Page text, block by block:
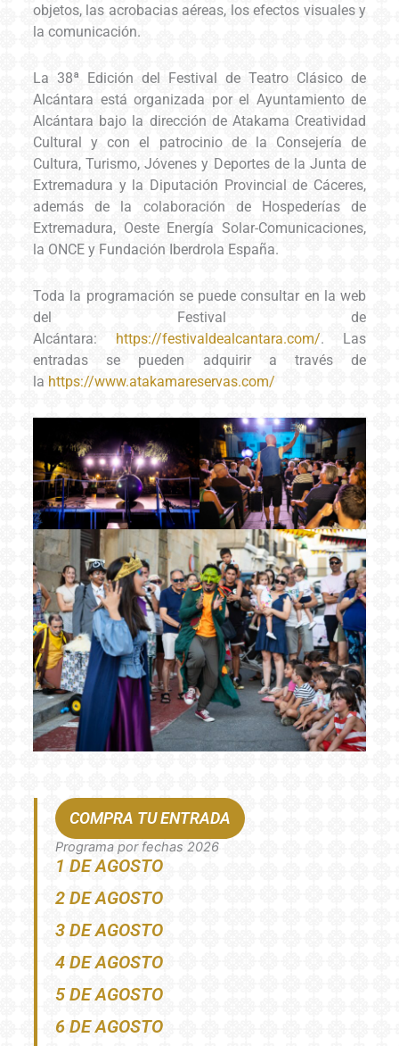
COMPRA TU ENTRADA
Programa por fechas 2026
1 DE AGOSTO
2 DE AGOSTO
3 DE AGOSTO
4 DE AGOSTO
5 DE AGOSTO
6 DE AGOSTO
objetos, las acrobacias aéreas, los efectos visuales y
la comunicación.
La 38ª Edición del Festival de Teatro Clásico de
Alcántara está organizada por el Ayuntamiento de
Alcántara bajo la dirección de Atakama Creatividad
Cultural y con el patrocinio de la Consejería de
Cultura, Turismo, Jóvenes y Deportes de la Junta de
Extremadura y la Diputación Provincial de Cáceres,
además de la colaboración de Hospederías de
Extremadura, Oeste Energía Solar-Comunicaciones,
la ONCE y Fundación Iberdrola España.
Toda la programación se puede consultar en la web
del Festival de
Alcántara: https://festivaldealcantara.com/. Las
entradas se pueden adquirir a través de
la https://www.atakamareservas.com/